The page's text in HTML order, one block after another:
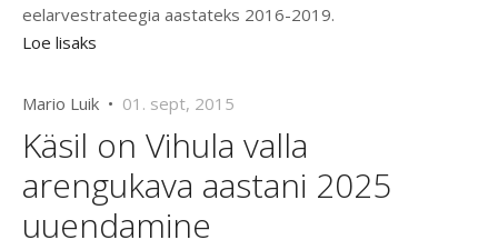
eelarvestrateegia aastateks 2016-2019.
Loe lisaks
Mario Luik • 01. sept, 2015
Käsil on Vihula valla
arengukava aastani 2025
uuendamine